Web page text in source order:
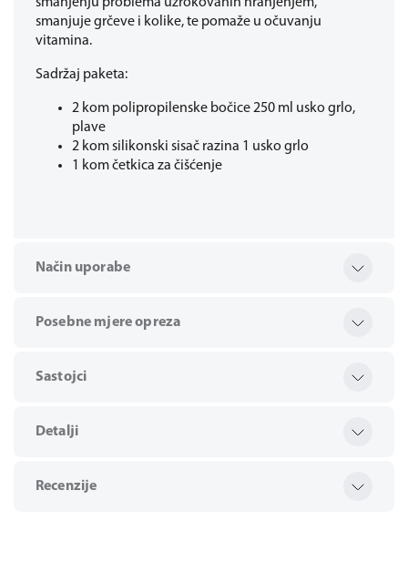
smanjuje grčeve i kolike, te pomaže u očuvanju
vitamina.
Sadržaj paketa:
2 kom polipropilenske bočice 250 ml usko grlo,
plave
2 kom silikonski sisač razina 1 usko grlo
1 kom četkica za čišćenje
Način uporabe
Posebne mjere opreza
Sastojci
Detalji
Recenzije